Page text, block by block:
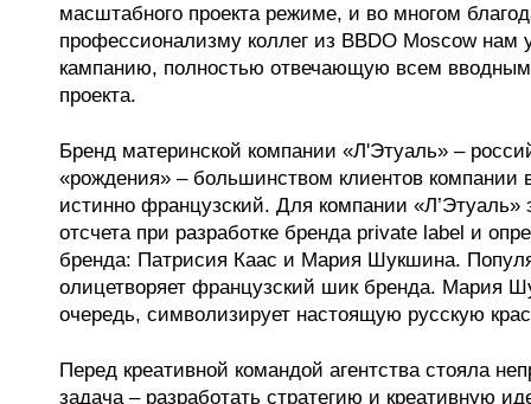
масштабного проекта режиме, и во многом
профессионализму коллег из BBDO Moscow нам
кампанию, полностью отвечающую всем
проекта.
Бренд материнской компании «Л'Этуаль» –
«рождения» – большинством клиентов компании
истинно французский. Для компании «Л’Этуаль»
отсчета при разработке бренда private label и
бренда: Патрисия Каас и Мария Шукшина.
олицетворяет французский шик бренда. Мария
очередь, символизирует настоящую русскую
Перед креативной командой агентства стояла
задача – разработать стратегию и креативную